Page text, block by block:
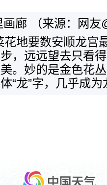
廊 （来源：网友
花地要数安顺龙宫
，远远望去只看
。妙的是金色花
“龙”字，几乎成